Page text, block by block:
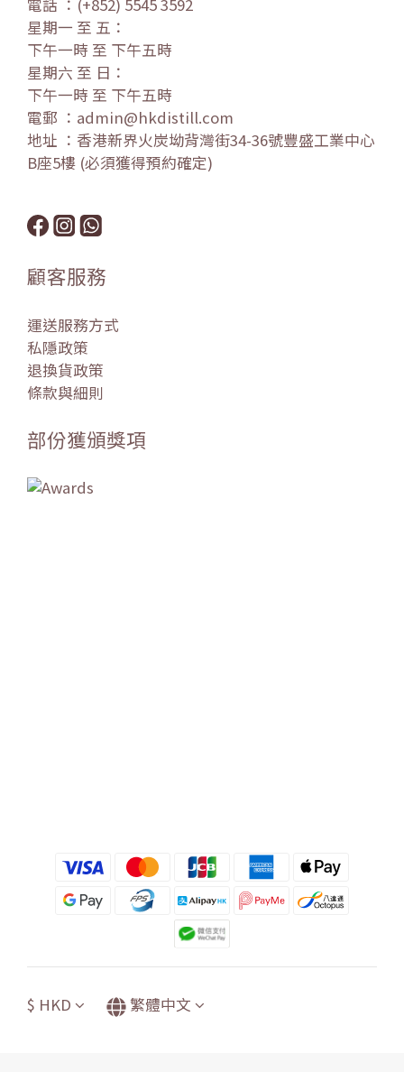
電話 ：(+852) 5545 3592
星期一 至 五：
下午一時 至 下午五時
星期六 至 日：
下午一時 至 下午五時
電郵 ：admin@hkdistill.com
地址 ：香港新界火炭坳背灣街34-36號豐盛工業中心
B座5樓 (必須獲得預約確定)
顧客服務
運送服務方式
私隱政策
退換貨政策
條款與細則
部份獲頒獎項
$ HKD 繁體中文